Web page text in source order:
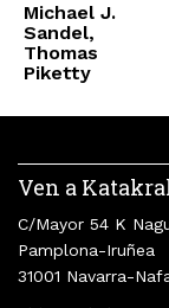
Michael J.
Sandel,
Thomas
Piketty
Ven a
C/Mayor 54 K
Pamplona-Iruñea
31001 Navarra-